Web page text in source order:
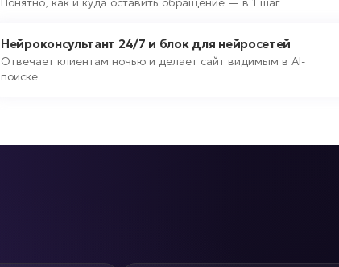
Нейроконсультант 24/7 и блок для нейросетей
Отвечает клиентам ночью и делает сайт видимым в AI-
поиске